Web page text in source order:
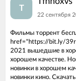
T
22 сентября
Фильмы торрент
href="https://bit.ly/
2021 вышедшие в
хорошем качестве.
новинки в хорошем
новинки кино.